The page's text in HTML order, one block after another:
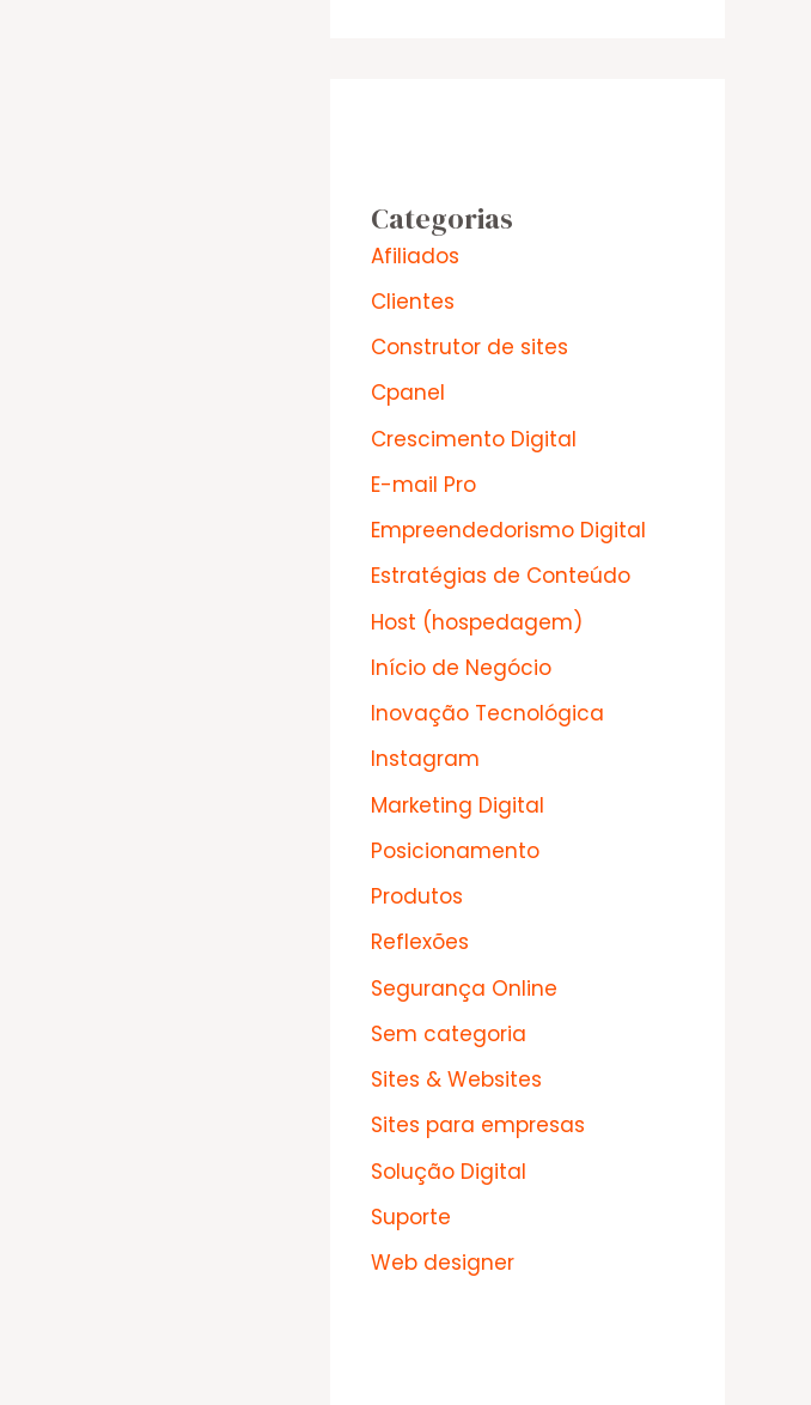
Categorias
Afiliados
Clientes
Construtor de sites
Cpanel
Crescimento Digital
E-mail Pro
Empreendedorismo Digital
Estratégias de Conteúdo
Host (hospedagem)
Início de Negócio
Inovação Tecnológica
Instagram
Marketing Digital
Posicionamento
Produtos
Reflexões
Segurança Online
Sem categoria
Sites & Websites
Sites para empresas
Solução Digital
Suporte
Web designer